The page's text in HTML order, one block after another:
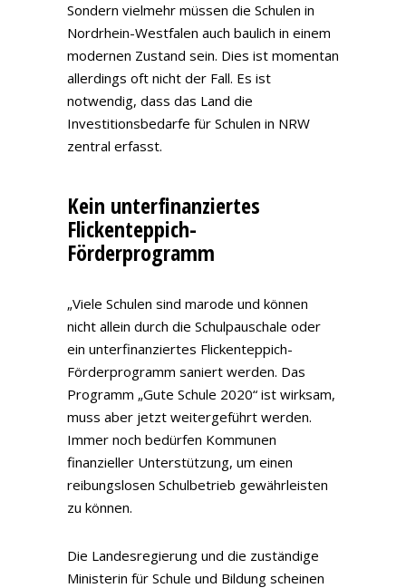
Sondern vielmehr müssen die Schulen in
Nordrhein-Westfalen auch baulich in einem
modernen Zustand sein. Dies ist momentan
allerdings oft nicht der Fall. Es ist
notwendig, dass das Land die
Investitionsbedarfe für Schulen in NRW
zentral erfasst.
Kein unterfinanziertes
Flickenteppich-
Förderprogramm
„Viele Schulen sind marode und können
nicht allein durch die Schulpauschale oder
ein unterfinanziertes Flickenteppich-
Förderprogramm saniert werden. Das
Programm „Gute Schule 2020“ ist wirksam,
muss aber jetzt weitergeführt werden.
Immer noch bedürfen Kommunen
finanzieller Unterstützung, um einen
reibungslosen Schulbetrieb gewährleisten
zu können.
Die Landesregierung und die zuständige
Ministerin für Schule und Bildung scheinen